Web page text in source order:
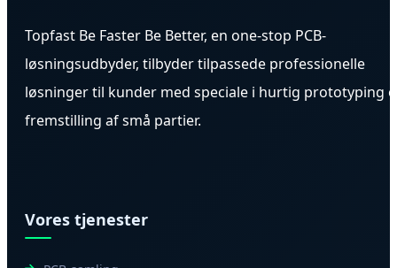
Topfast Be Faster Be Better, en one-stop PCB-
løsningsudbyder, tilbyder tilpassede professionelle
løsninger til kunder med speciale i hurtig prototyping
fremstilling af små partier.
Vores tjenester